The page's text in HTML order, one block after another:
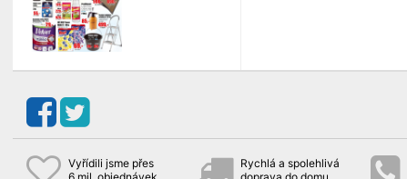
Vyřídili jsme přes
Rychlá a spolehlivá